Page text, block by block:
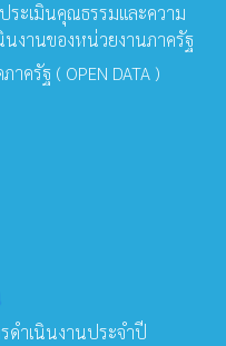
ระเมินคุณธรรมและความ
นินงานของหน่วยงานภาครัฐ
าครัฐ ( OPEN DATA )
ดำเนินงานประจำปี